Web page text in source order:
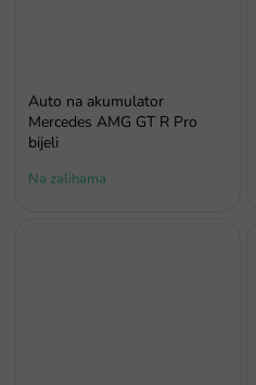
Auto na akumulator
Mercedes AMG GT R Pro
bijeli
Na zalihama